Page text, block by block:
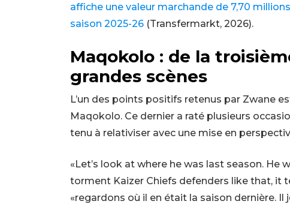
affiche une valeur marchande de 7,70
saison 2025-26 (Transfermarkt, 2026).
Maqokolo : de la
grandes scènes
L’un des points positifs retenus par Zwane
Maqokolo. Ce dernier a raté plusieurs
tenu à relativiser avec une mise en
«Let’s look at where he was last season.
torment Kaizer Chiefs defenders like that, it
«regardons où il en était la saison dernière.